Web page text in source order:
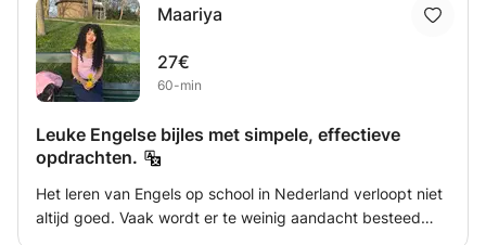
dialect als het klassieke Arabisch of 1 van de 2. Meld je
dan nu aan bij mij!
Maariya
27€
60-min
Leuke Engelse bijles met simpele, effectieve
opdrachten.
Het leren van Engels op school in Nederland verloopt niet
altijd goed. Vaak wordt er te weinig aandacht besteed